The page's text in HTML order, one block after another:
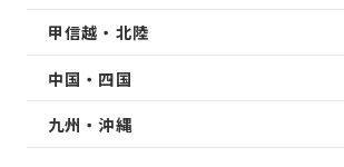
甲信越・北陸
中国・四国
九州・沖縄